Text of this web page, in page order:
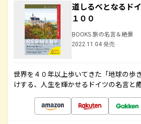
道しるべとなるド
１００
BOOKS 旅の名言＆絶景
2022.11.04 発売
世界を４０年以上歩いてきた「地球の歩
けする、人生を輝かせるドイツの名言と